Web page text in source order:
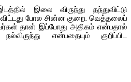
இலை விருந்து தந்துவிட்டு
போல சின்ன குறை. வெத்தலைப்
தான் இப்போது அதிகம் என்பதால்
என்பதையும் குறிப்பிட